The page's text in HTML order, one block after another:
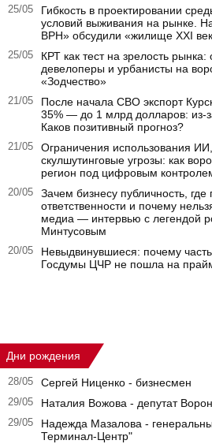
25/05
Гибкость в проектировании
условий выживания на рынке.
ВРН» обсудили «жилище XXI
25/05
КРТ как тест на зрелость
девелоперы и урбанисты на
«Зодчество»
21/05
После начала СВО экспорт
35% — до 1 млрд долларов: из-
Каков позитивный прогноз?
21/05
Ограничения использования
скулшутинговые угрозы: как
регион под цифровым
20/05
Зачем бизнесу публичность, где
ответственности и почему
медиа — интервью с легендой
Минтусовым
20/05
Невыдвинувшиеся: почему
Госдумы ЦЧР не пошла на
Дни рождения
28/05 Сергей Ниценко - бизнесмен
29/05 Наталия Вожова - депутат
29/05
Надежда Мазалова -
Терминал-Центр"